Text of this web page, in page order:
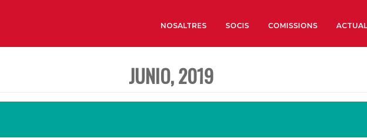
NOSALTRES SOCIS COMISSIONS
JUNIO, 2019